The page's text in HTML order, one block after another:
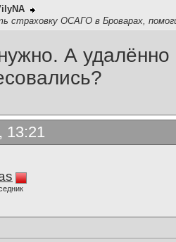
страховку ОСАГО в Броварах,
А
13:21